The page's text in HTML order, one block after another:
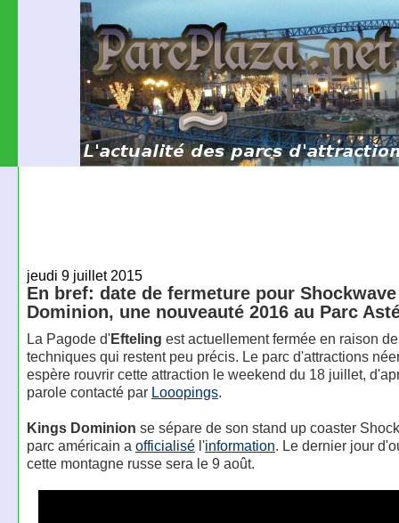
jeudi 9 juillet 2015
En bref: date de fermeture pour
Dominion, une nouveauté 2016 au Parc
La Pagode d'Efteling est actuellement fermée en raison
techniques qui restent peu précis. Le parc d'attractions
espère rouvrir cette attraction le weekend du 18 juillet,
parole contacté par Looopings.
Kings Dominion se sépare de son stand up coaster
parc américain a officialisél'information. Le dernier jour
cette montagne russe sera le 9 août.